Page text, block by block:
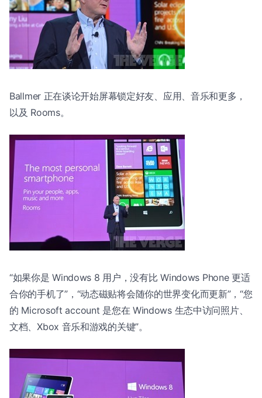
Ballmer 正在谈论开始屏幕锁定好友、应用、音乐和更多，
以及 Rooms。
“如果你是 Windows 8 用户，没有比 Windows Phone 更适
合你的手机了”，“动态磁贴将会随你的世界变化而更新”，“您
的 Microsoft account 是您在 Windows 生态中访问照片、
文档、Xbox 音乐和游戏的关键”。